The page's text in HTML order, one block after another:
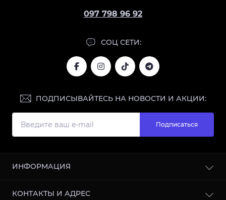
097 798 96 92
СОЦ СЕТИ:
ПОДПИСЫВАЙТЕСЬ НА НОВОСТИ И АКЦИИ:
Подписаться
ИНФОРМАЦИЯ
КОНТАКТЫ И АДРЕС